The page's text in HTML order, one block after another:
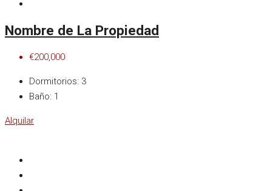
Nombre de La Propiedad
€200,000
Dormitorios: 3
Baño: 1
Alquilar